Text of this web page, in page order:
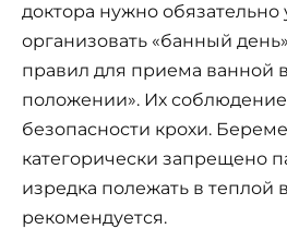
доктора нужно обязательно
организовать «банный
правил для приема ванной
положении». Их соблюдение
безопасности крохи.
категорически запрещено
изредка полежать в теплой
рекомендуется.